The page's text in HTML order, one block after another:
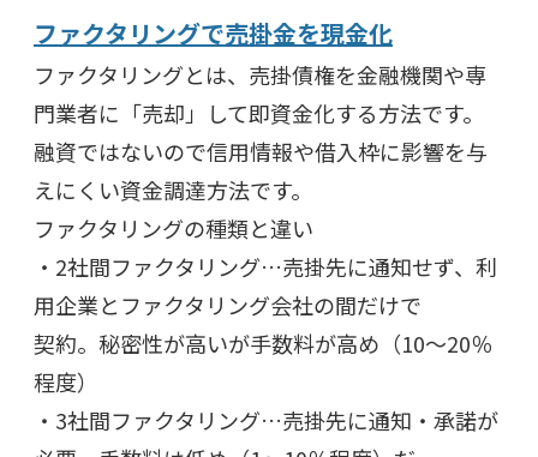
ファクタリングで売掛金を現金化
ファクタリングとは、売掛債権を金融機関や専
門業者に「売却」して即資金化する方法です。
融資ではないので信用情報や借入枠に影響を与
えにくい資金調達方法です。
ファクタリングの種類と違い
・2社間ファクタリング…売掛先に通知せず、利
用企業とファクタリング会社の間だけで
契約。秘密性が高いが手数料が高め（10〜20％
程度）
・3社間ファクタリング…売掛先に通知・承諾が